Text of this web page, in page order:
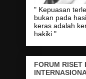
" Kepuasan
bukan pada
keras adalah
hakiki "
FORUM RISET